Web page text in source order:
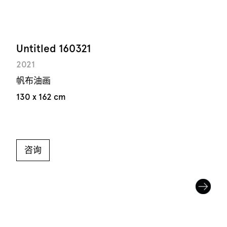
Untitled 160321
2021
帆布油画
130 x 162 cm
咨询